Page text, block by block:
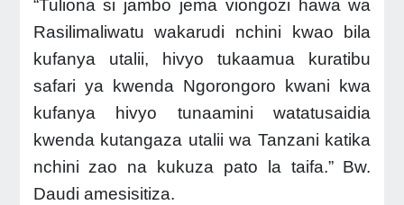
“Tuliona si jambo jema viongozi hawa wa
Rasilimaliwatu wakarudi nchini kwao bila
kufanya utalii, hivyo tukaamua kuratibu
safari ya kwenda Ngorongoro kwani kwa
kufanya hivyo tunaamini watatusaidia
kwenda kutangaza utalii wa Tanzani katika
nchini zao na kukuza pato la taifa.” Bw.
Daudi amesisitiza.